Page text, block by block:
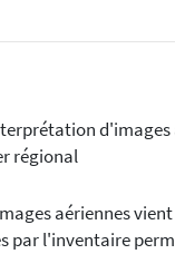
d'images
régional
aériennes
par l'inventaire